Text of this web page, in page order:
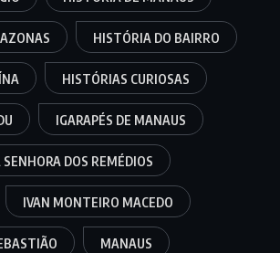
HISTÓRIA DO BAIRRO
HISTÓRIAS CURIOSAS
IGARAPÉS DE MANAUS
SENHORA DOS REMÉDIOS
IVAN MONTEIRO MACEDO
MANAUS